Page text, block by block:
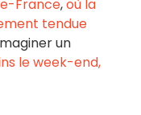
France,où la
tendue
un
le week-end,